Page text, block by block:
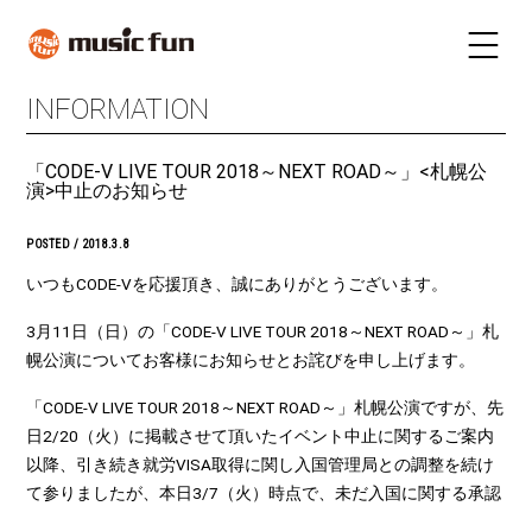
LIVE SCHEDULE
STAY INFORMATION
MAIL MAGAZINE
INFORMATION
「CODE-V LIVE TOUR 2018～NEXT ROAD～」<札幌公
演>中止のお知らせ
POSTED / 2018.3.8
いつもCODE-Vを応援頂き、誠にありがとうございます。
3 月 11 日（日）の「CODE-V LIVE TOUR 2018 ～NEXT ROAD ～」札
幌公演についてお客様にお知らせとお詫びを申し上げます。
「CODE-V LIVE TOUR 2018 ～NEXT ROAD ～」札幌公演ですが、先
日2/20（火）に掲載させて頂いたイベント中止に関するご案内
以降、引き続き就労VISA取得に関し入国管理局との調整を続け
て参りましたが、本日3/7 （火）時点で、未だ入国に関する承認